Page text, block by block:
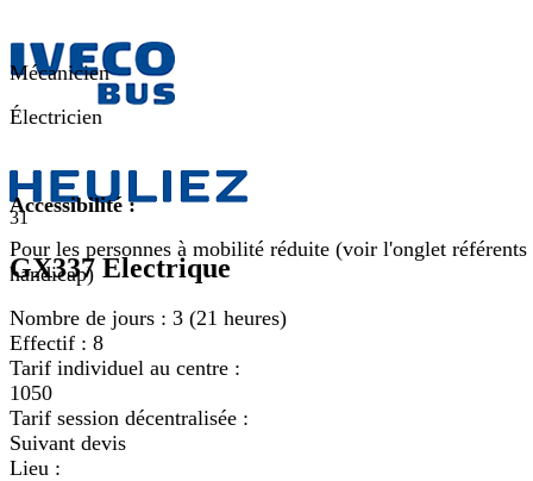
31
GX337 Electrique
Mécanicien
Électricien
Accessibilité :
Pour les personnes à mobilité réduite (voir l'onglet référents
handicap)
Nombre de jours : 3 (21 heures)
Effectif : 8
Tarif individuel au centre :
1050
Tarif session décentralisée :
Suivant devis
Lieu :